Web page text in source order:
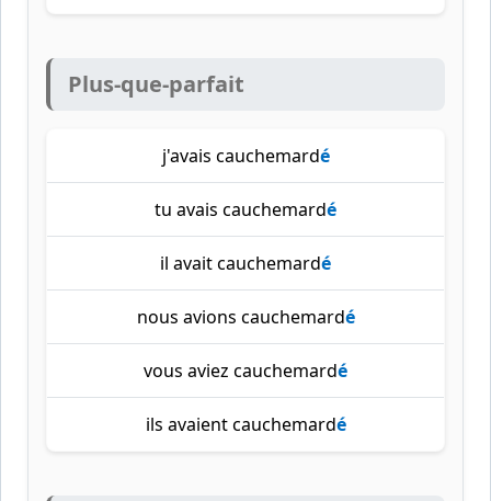
Plus-que-parfait
j'avais cauchemardé
tu avais cauchemardé
il avait cauchemardé
nous avions cauchemardé
vous aviez cauchemardé
ils avaient cauchemardé